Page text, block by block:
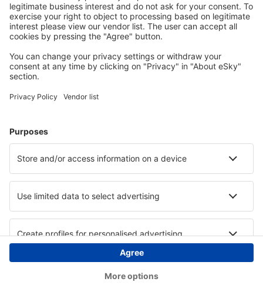
Copyright © eSky.at. Alle Rechte vorbehalten.